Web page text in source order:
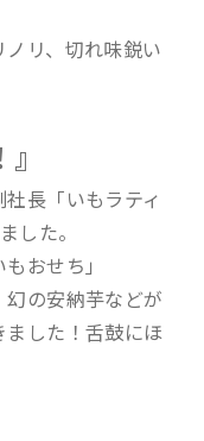
リ、切れ味鋭い
長「いもラティ
した。
おせち」
の安納芋などが
した！舌鼓にほ